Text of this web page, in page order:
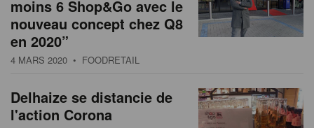
w
s
moins 6 Shop&Go avec le
nouveau concept chez Q8
en 2020”
4 MARS 2020 • FOODRETAIL
Delhaize se distancie de
l'action Corona
g
i
n
a
i
o